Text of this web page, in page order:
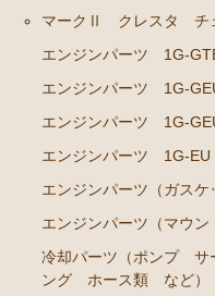
エンジンパーツ 1G-
2JZ-GE JZS147
セリカ カリーナ（
RA45 RA46）
ステアリングパーツ
ツ ラックエンド タ
駆動パーツ（センタ
マークⅡ クレスタ チ
エンジンパーツ 1G-
エンジンパーツ 1G-
エンジンパーツ 1G-
エンジンパーツ 1G-EU
エンジンパーツ（ガスケ
エンジンパーツ（マウ
冷却パーツ（ポンプ サ
ング ホース類 など）